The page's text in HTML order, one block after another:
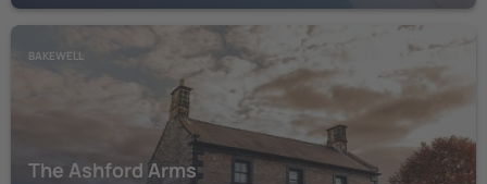
BAKEWELL
The Ashford Arms